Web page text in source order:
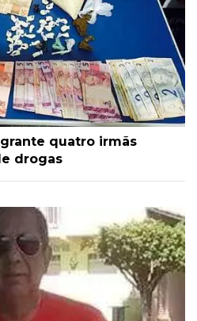
quatro irmãs
drogas